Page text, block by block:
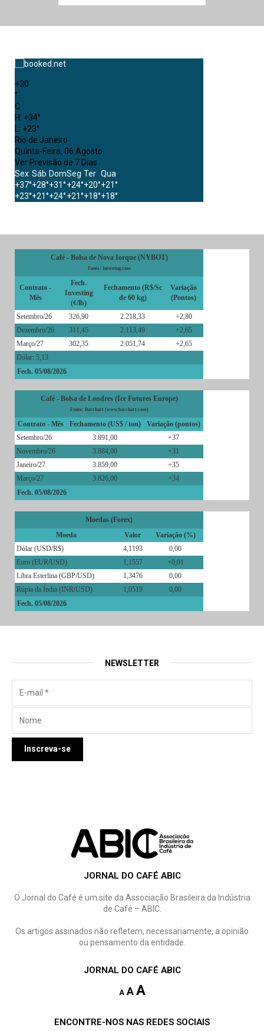
+30
°
C
H: +34°
L: +23°
Rio de Janeiro
Quinta-Feira, 06 Agosto
Ver Previsão de 7 Dias
Sex Sáb DomSeg Ter Qua
+37°+28°+31°+24°+20°+21°
+23°+21°+24°+21°+18°+18°
Café - Bolsa de Nova Iorque (NYBOT)
Fonte: Investing.com
Contrato -
Mês
Fech.
Investing
(¢/lb)
Fechamento (R$/Sc
de 60 kg)
Variação
(Pontos)
Setembro/26 326,90 2.218,33
+2,80
Dezembro/26
311,45 2.113,49
+2,65
Março/27
302,35 2.051,74
+2,65
Dólar: 5,13
Fech. 05/08/2026
Café - Bolsa de Londres (Ice Futures Europe)
Fonte: Barchart (www.barchart.com)
Contrato - Mês Fechamento (US$ / ton)
Variação (pontos)
Setembro/26
3.891,00
+37
Novembro/26
3.884,00
+31
Janeiro/27
3.859,00
+35
Março/27
3.826,00
+34
Fech. 05/08/2026
Moedas (Forex)
Moeda
Valor
Variação (%)
Dólar (USD/R$)
4,1193
0,00
Euro (EUR/USD)
1,1557
+0,01
Libra Esterlina (GBP/USD)
1,3476
0,00
Rúpia da Índia (INR/USD)
1,0519
0,00
Fech. 05/08/2026
NEWSLETTER
JORNAL DO CAFÉ ABIC
O Jornal do Café é um site da Associação Brasileira da Indústria
de Café – ABIC.
Os artigos assinados não refletem, necessariamente, a opinião
ou pensamento da entidade.
JORNAL DO CAFÉ ABIC
A A A
ENCONTRE-NOS NAS REDES SOCIAIS